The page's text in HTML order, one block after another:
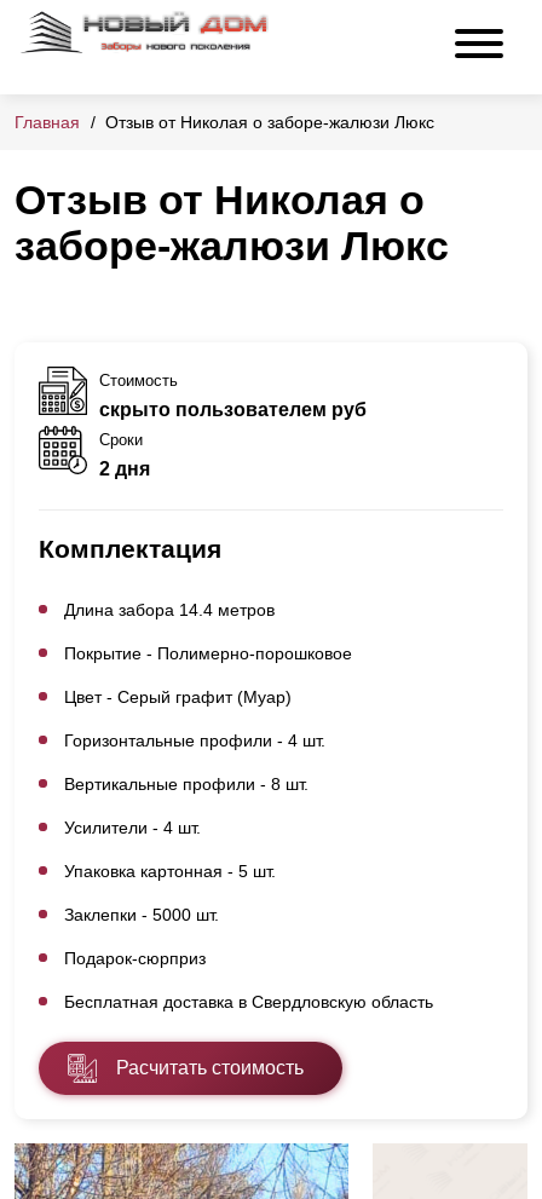
Главная Отзыв от Николая о заборе-жалюзи Люкс
Отзыв от Николая о
заборе-жалюзи Люкс
Стоимость
скрыто пользователем руб
Сроки
2 дня
Комплектация
Длина забора 14.4 метров
Покрытие - Полимерно-порошковое
Цвет - Серый графит (Муар)
Горизонтальные профили - 4 шт.
Вертикальные профили - 8 шт.
Усилители - 4 шт.
Упаковка картонная - 5 шт.
Заклепки - 5000 шт.
Подарок-сюрприз
Бесплатная доставка в Свердловскую область
Расчитать стоимость